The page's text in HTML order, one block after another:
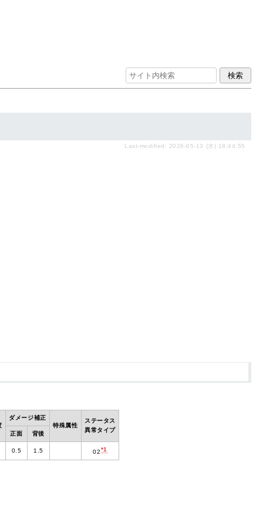
Last-modified: 2026-05-13 (水) 18:44:55
ダメージ補正
特殊属性
ステータス
異常タイプ
正面 背後
0.5 1.5 02*1